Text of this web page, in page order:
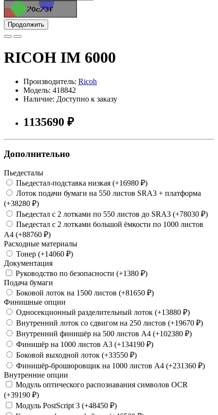
Продолжить
RICOH IM 6000
Производитель: Ricoh
Модель: 418842
Наличие: Доступно к заказу
1135690 ₽
Дополнительно
Пьедесталы
Пьедестал-подставка низкая (+16980 ₽)
Лоток подачи бумаги на 550 листов SRA3 + платформа
(+38280 ₽)
Пьедестал с 2 лотками по 550 листов до SRA3 (+78030 ₽)
Пьедестал с 2 лотками большой ёмкости по 1000 листов
A4 (+88760 ₽)
Расходные материалы
Тонер (+14060 ₽)
Документация
Руководство по безопасности (+1380 ₽)
Подача бумаги
Боковой лоток на 1500 листов (+81650 ₽)
Финишные опции
Односекционный разделительный лоток (+13880 ₽)
Внутренний лоток со сдвигом на 250 листов (+19670 ₽)
Внутренний финишёр на 500 листов А4 (+102380 ₽)
Финишёр на 1000 листов А3 (+134190 ₽)
Боковой выходной лоток (+33550 ₽)
Финишёр-брошюровщик на 1000 листов А4 (+231360 ₽)
Внутренние опции
Модуль оптического распознавания символов OCR
(+39190 ₽)
Модуль PostScript 3 (+48450 ₽)